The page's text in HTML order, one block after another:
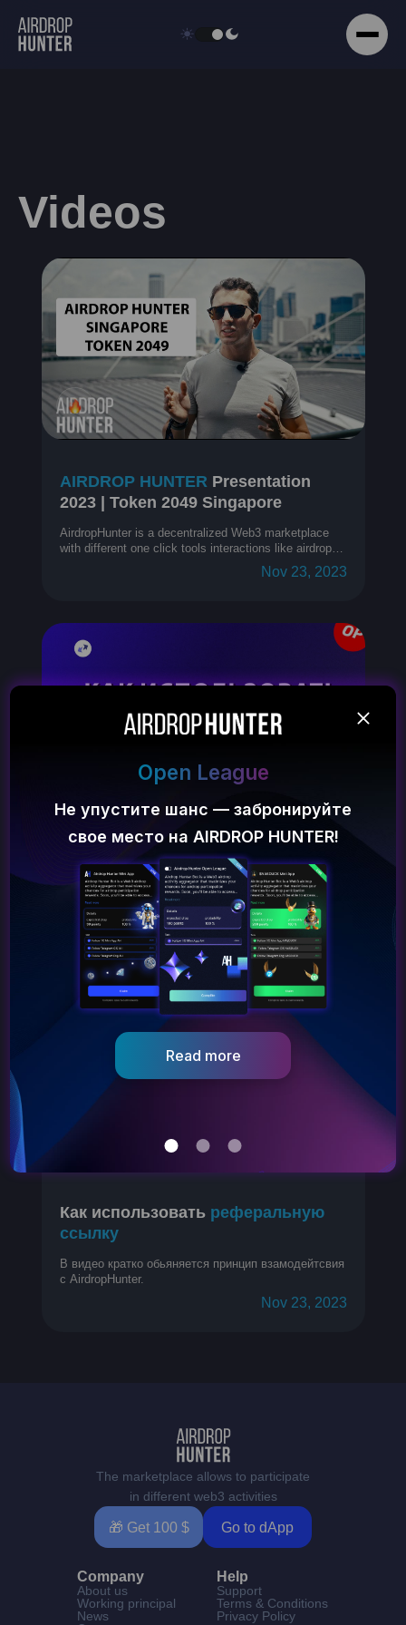
Videos
AIRDROP HUNTERPresentation
2023 | Token 2049 Singapore
AirdropHunter is a decentralized Web3 marketplace
with different one click tools interactions like airdrops,
nodes, p2e, guilds, on-chain arbitrage etc.
Nov 23, 2023
КАК ИСПОЛЬЗОВАТЬAIRDROP
HUNTER?
В видео кратко обьяняется принцип взамодейтсвия
c AirdropHunter.
Nov 23, 2023
Как использовать реферальную
ссылку
В видео кратко обьяняется принцип взамодейтсвия
c AirdropHunter.
Nov 23, 2023
The marketplace allows to participate
in different web3 activities
🎁 Get 100 $ Go to dApp
Company
About us
Working principal
News
Help
Support
Terms & Conditions
Privacy Policy
Open League
Не упустите шанс — забронируйте
свое место на AIRDROP HUNTER!
Read more